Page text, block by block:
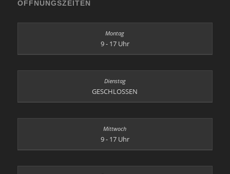
ÖFFNUNGSZEITEN
9 - 17 Uhr
GESCHLOSSEN
9 - 17 Uhr